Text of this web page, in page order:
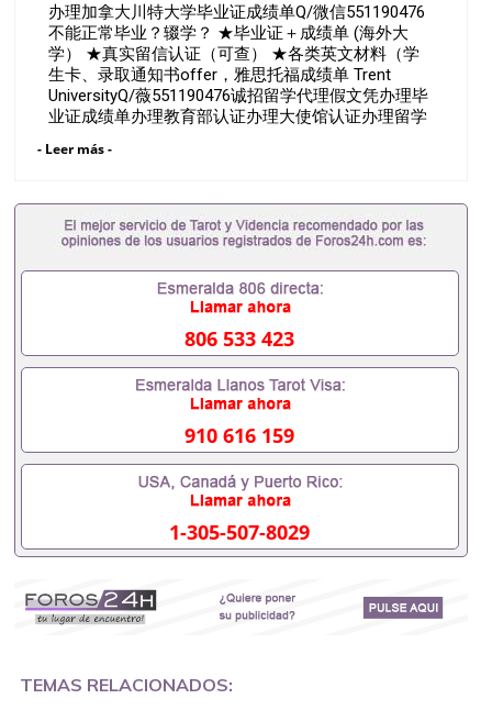
（可查） ★各类英文材料（学生
办理加拿大川特大学毕业证成绩单Q/微信551190476
不能正常毕业？辍学？ ★毕业证＋成绩单 (海外大
学） ★真实留信认证（可查） ★各类英文材料（学
生卡、录取通知书offer，雅思托福成绩单 Trent
UniversityQ/薇551190476诚招留学代理假文凭办理毕
业证成绩单办理教育部认证办理大使馆认证办理留学
办理学生卡办理录取通知书办理学位证书办理美国文
国文凭 一、快速办理材料： 1、毕业证+成绩单+留学
回国人员证明+教育部认证,录取通知书，雅思。（全
套留学回国必备证明材料，给父母及亲朋好友一份完
生卡等留学相关材料（申请学校、转学，甚至是申请
工签都可以用到）。 注：上述材料，随时都可以安排
都可以根据客户要求安排。 国内找工作假的毕业证可
以用吗551190476假的毕业证成绩单可以办学历认证
吗551190476要定居国外需要办理什么材料
551190476入职事业单位/国企假的毕业证会查吗
551190476入职国企/事业单位需要些什么材料
551190476办理假毕业证在国内能用吗, 挂科拿不到毕
业证怎么办, 毕业证丢了怎么办, 没有正常毕业怎么办
理毕业证,没毕业可以办学历认证吗,您是否因为中途
辍学、挂科而没有正常毕业551190476您是否因为递
交材料不齐而被拒之门外551190476您是否因没正常
毕业而导致回国得不到教育部认证在校挂科了不想读
文凭怎么办,怎么办理本科/研究生文凭551190476如
何办理本科/硕士毕业证551190476网上买文凭可靠吗
吗551190476怎么办理 外假毕业证551190476哪里可
- Leer más -
806 533 423
910 616 159
1-305-507-8029
TEMAS RELACIONADOS: